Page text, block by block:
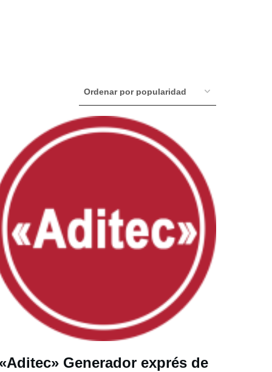
Generador exprés de